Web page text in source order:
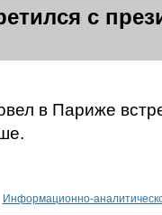
с
в Париже
Информационно-